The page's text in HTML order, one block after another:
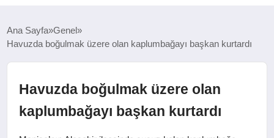
SIYASET
ÇEVRE
Ana Sayfa Genel
Havuzda boğulmak üzere olan kaplumbağayı başkan kurtardı
Havuzda boğulmak üzere olan
kaplumbağayı başkan kurtardı